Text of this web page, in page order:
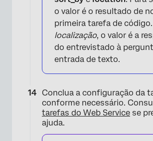
o valor é o resultado de
primeira tarefa de
localização, o valor é a
do entrevistado à
entrada de texto.
Conclua a configuração da
conforme necessário.
tarefas do Web Service se
ajuda.